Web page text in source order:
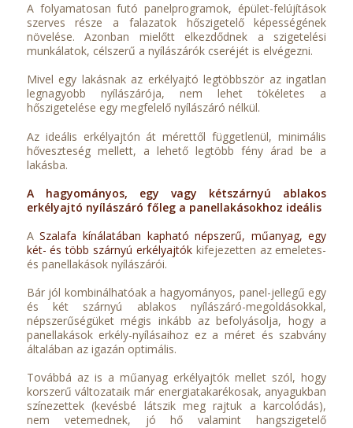
A folyamatosan futó panelprogramok, épület-felújítások
szerves része a falazatok hőszigetelő képességének
növelése. Azonban mielőtt elkezdődnek a szigetelési
munkálatok, célszerű a nyílászárók cseréjét is elvégezni.
Mivel egy lakásnak az erkélyajtó legtöbbször az ingatlan
legnagyobb nyílászárója, nem lehet tökéletes a
hőszigetelése egy megfelelő nyílászáró nélkül.
Az ideális erkélyajtón át mérettől függetlenül, minimális
hőveszteség mellett, a lehető legtöbb fény árad be a
lakásba.
A hagyományos, egy vagy kétszárnyú ablakos
erkélyajtó nyílászáró főleg a panellakásokhoz ideális
ASzalafa kínálatában kapható népszerű, műanyag, egy
két- és több szárnyú erkélyajtókkifejezetten az emeletes-
és panellakások nyílászárói.
Bár jól kombinálhatóak a hagyományos, panel-jellegű egy
és két szárnyú ablakos nyílászáró-megoldásokkal,
népszerűségüket mégis inkább az befolyásolja, hogy a
panellakások erkély-nyílásaihoz ez a méret és szabvány
általában az igazán optimális.
Továbbá az is a műanyag erkélyajtók mellet szól, hogy
korszerű változataik már energiatakarékosak, anyagukban
színezettek (kevésbé látszik meg rajtuk a karcolódás),
nem vetemednek, jó hő valamint hangszigetelő